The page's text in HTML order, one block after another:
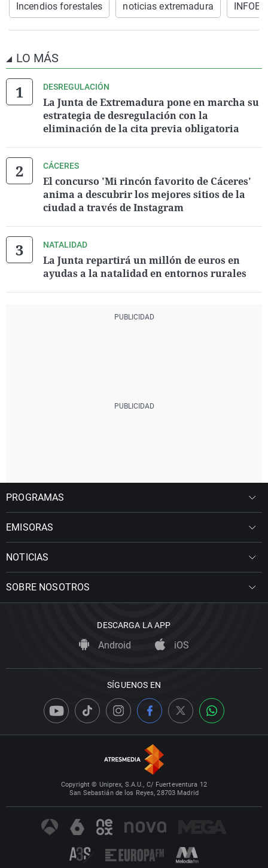
Incendios forestales noticias extremadura INFOEX
LO MÁS
DESREGULACIÓN
La Junta de Extremadura pone en marcha su
estrategia de desregulación con la
eliminación de la cita previa obligatoria
CÁCERES
El concurso 'Mi rincón favorito de Cáceres'
anima a descubrir los mejores sitios de la
ciudad a través de Instagram
NATALIDAD
La Junta repartirá un millón de euros en
ayudas a la natalidad en entornos rurales
PROGRAMAS
EMISORAS
NOTICIAS
SOBRE NOSOTROS
DESCARGA LA APP
Android iOS
SÍGUENOS EN
Copyright © Uniprex, S.A.U., C/ Fuerteventura 12
San Sebastián de los Reyes, 28703 Madrid